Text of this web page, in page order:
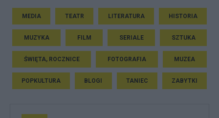
MEDIA TEATR LITERATURA HISTORIA
MUZYKA FILM SERIALE SZTUKA
ŚWIĘTA, ROCZNICE FOTOGRAFIA MUZEA
POPKULTURA BLOGI TANIEC ZABYTKI